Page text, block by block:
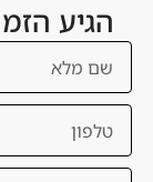
העברת
לפני חתימה צריך
איזה לוח
התהליך וחיבור
הגיע